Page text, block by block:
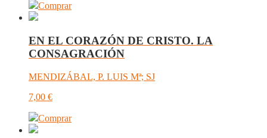
Comprar
EN EL CORAZÓN DE CRISTO. LA
CONSAGRACIÓN
MENDIZÁBAL, P. LUIS Mª; SJ
7,00 €
Comprar